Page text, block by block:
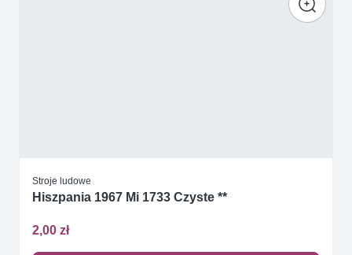
Stroje ludowe
Hiszpania 1967 Mi 1733 Czyste **
2,00 zł